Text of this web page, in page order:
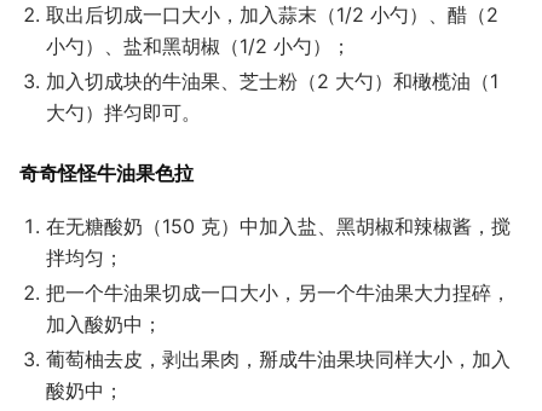
取出后切成一口大小，加入蒜末（1/2 小勺）、醋（2
小勺）、盐和黑胡椒（1/2 小勺）；
加入切成块的牛油果、芝士粉（2 大勺）和橄榄油（1
大勺）拌匀即可。
奇奇怪怪牛油果色拉
在无糖酸奶（150 克）中加入盐、黑胡椒和辣椒酱，搅
拌均匀；
把一个牛油果切成一口大小，另一个牛油果大力捏碎，
加入酸奶中；
葡萄柚去皮，剥出果肉，掰成牛油果块同样大小，加入
酸奶中；